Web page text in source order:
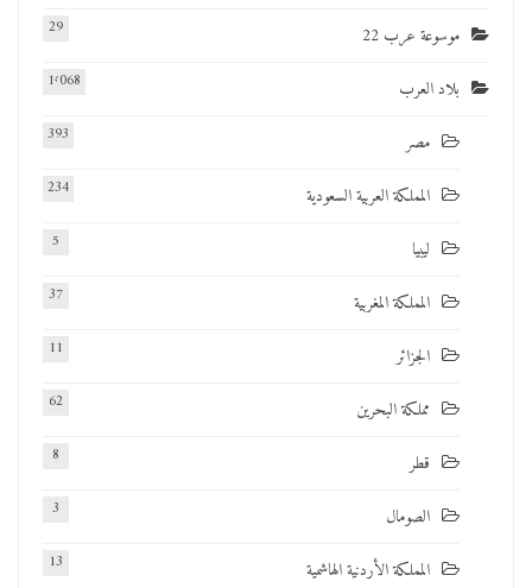
موسوعة عرب 22 29
بلاد العرب 1٬068
مصر 393
المملكة العربية السعودية 234
ليبيا 5
المملكة المغربية 37
الجزائر 11
مملكة البحرين 62
قطر 8
الصومال 3
المملكة الأردنية الهاشمية 13